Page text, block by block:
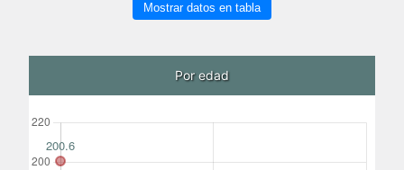
Mostrar datos en tabla
Por edad